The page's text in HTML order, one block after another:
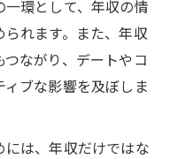
環として、年収の情
れます。また、年収
ながり、デートやコ
ブな影響を及ぼしま
は、年収だけではな